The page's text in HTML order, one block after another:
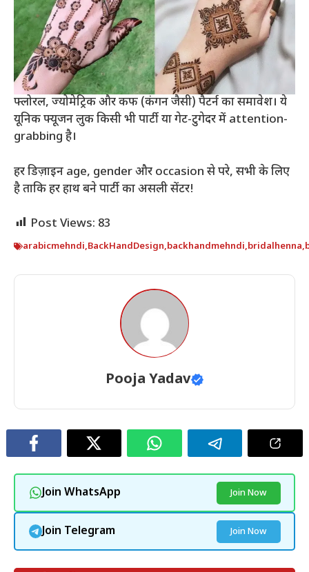
फ्लोरल, ज्योमेट्रिक और कफ (कंगन जैसी) पैटर्न का समावेश। ये
यूनिक फ्यूजन लुक किसी भी पार्टी या गेट-टुगेदर में attention-
grabbing है।
हर डिज़ाइन age, gender और occasion से परे, सभी के लिए
है ताकि हर हाथ बने पार्टी का असली सेंटर!
Post Views: 83
arabicmehndi,BackHandDesign,backhandmehndi,bridalhenna,
Pooja Yadav
Join WhatsApp Join Now
Join Telegram Join Now